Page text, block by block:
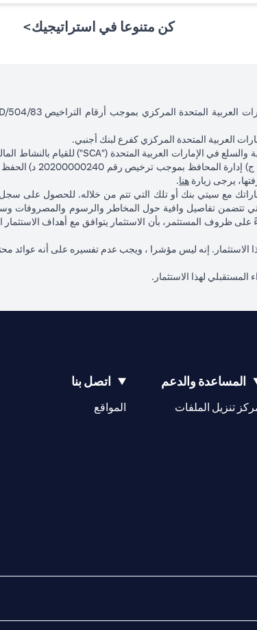
كن متنوعا في استراتيجيك>
العربية المتحدة المركزي كفرع لبنك أجنبي.
يرجى زيارة هنا.
مع سيتي بنك أو تلك التي تتم من خلاله. للحصول على
تتضمن تفاصيل وافية حول المخاطر والرسوم والمصروفات
على ظروف المستثمر، بأن الاستثمار يتوافق مع أهداف
الاستثمار. إنه ليس مؤشرا ، ويجب عدم تفسيره على أنه عوائد
المستقبلي لهذا الاستثمار.
المساعدة والدعم
تنزيل الملفات
اتصل بنا
المواقع
(opens in a new tab)